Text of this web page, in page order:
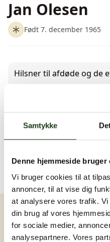
Samtykke
Denne hjemmeside bruger
Vi bruger cookies til at
annoncer, til at vise dig
at analysere vores trafik.
din brug af vores
for sociale medier,
analysepartnere. Vores
Jan Olesen
Født 7. december 1965
Hilsner til afdøde og de
Der er endnu ingen